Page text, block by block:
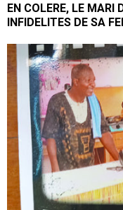
EN COLERE, LE MARI
INFIDELITES DE SA